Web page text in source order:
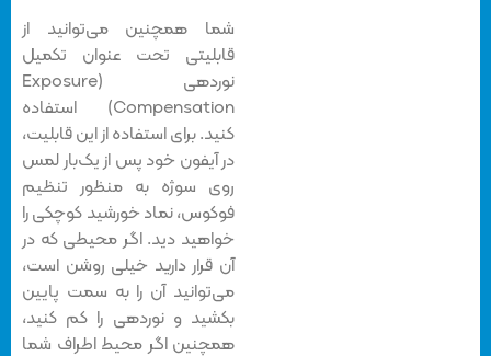
شما همچنین می‌توانید از
قابلیتی تحت عنوان تکمیل
نوردهی (Exposure
Compensation) استفاده
کنید. برای استفاده از این قابلیت،
در آیفون خود پس از یک‌بار لمس
روی سوژه به منظور تنظیم
فوکوس، نماد خورشید کوچکی را
خواهید دید. اگر محیطی که در
آن قرار دارید خیلی روشن است،
می‌توانید آن را به سمت پایین
بکشید و نوردهی را کم کنید،
همچنین اگر محیط اطراف شما